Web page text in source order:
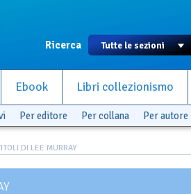
Ricerca
Ebook Libri collezionismo
Per editore Per collana Per autore
DI LEE MURRAY